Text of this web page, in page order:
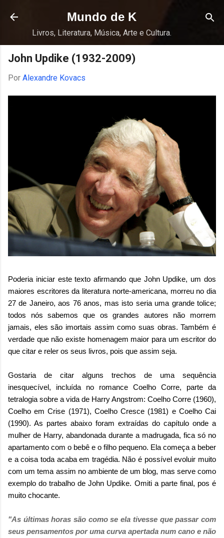
Pular para o conteúdo principal
Mundo de K
Livros, Literatura, Música, Arte e Cultura.
John Updike (1932-2009)
Por Alexandre Kovacs
Poderia iniciar este texto afirmando que John Updike, um dos
maiores escritores da literatura norte-americana, morreu no dia
27 de Janeiro, aos 76 anos, mas isto seria uma grande tolice;
todos nós sabemos que os grandes autores não morrem
jamais, eles são imortais assim como suas obras. Também é
verdade que não existe homenagem maior para um escritor do
que citar e reler os seus livros, pois que assim seja.
Gostaria de citar alguns trechos de uma sequência
inesquecível, incluída no romance Coelho Corre, parte da
tetralogia sobre a vida de Harry Angstrom: Coelho Corre (1960),
Coelho em Crise (1971), Coelho Cresce (1981) e Coelho Cai
(1990). As partes abaixo foram extraídas do capítulo onde a
mulher de Harry, abandonada durante a madrugada, fica só no
apartamento com o bebê e o filho pequeno. Ela começa a beber
e a coisa toda acaba em tragédia. Não é possível evoluir muito
com um tema assim no ambiente de um blog, mas serve como
exemplo do trabalho de John Updike. Omiti a parte final, pos é
muito chocante.
"As últimas horas são como se ela tivesse que passar com
seus pensamentos por uma curva apertada num cano e não